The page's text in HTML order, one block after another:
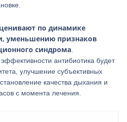
по динамике
уменьшению признаков
синдрома
антибиотика будет
улучшение субъективных
качества дыхания и
с момента лечения.